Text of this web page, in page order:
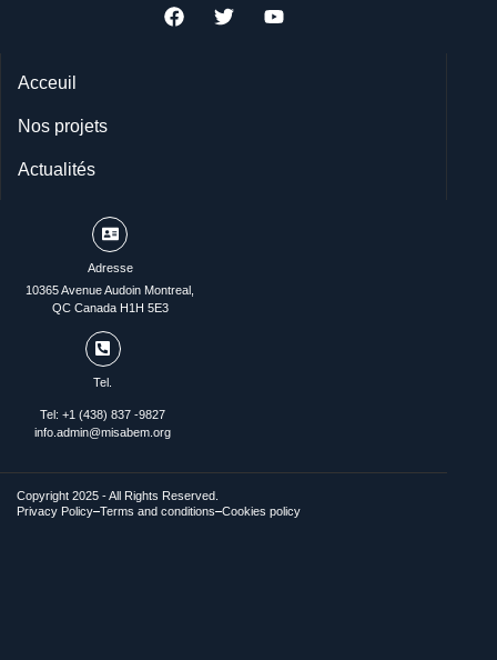
Acceuil
Nos projets
Actualités
Adresse
10365 Avenue Audoin Montreal,
QC Canada H1H 5E3
Tel.
Tel: +1 (438) 837 -9827
info.admin@misabem.org
Copyright 2025 - All Rights Reserved.
Privacy Policy Terms and conditions Cookies policy